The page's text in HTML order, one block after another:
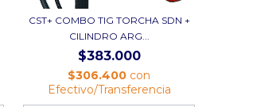
CST+ COMBO TIG TORCHA SDN +
CILINDRO ARG...
$383.000
$306.400 con
Efectivo/Transferencia